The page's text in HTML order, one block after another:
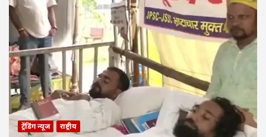
ट्रेंडिंग न्यूज राष्ट्रीय